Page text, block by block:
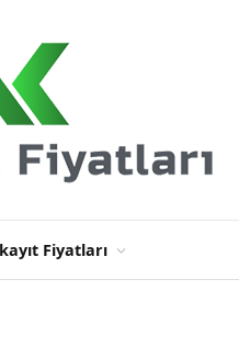
Fiyatları